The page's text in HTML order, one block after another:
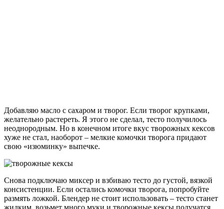
Добавляю масло с сахаром и творог. Если творог крупками,
желательно растереть. Я этого не сделал, тесто получилось
неоднородным. Но в конечном итоге вкус творожных кексов
хуже не стал, наоборот – мелкие комочки творога придают
свою «изюминку» выпечке.
Снова подключаю миксер и взбиваю тесто до густой, вязкой
консистенции. Если остались комочки творога, попробуйте
размять ложкой. Блендер не стоит использовать – тесто станет
жидким, возьмет много муки и творожные кексы получатся